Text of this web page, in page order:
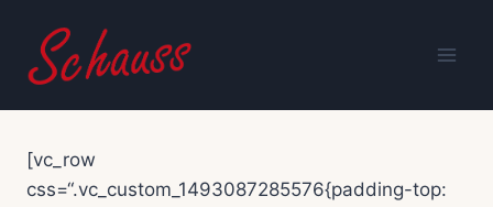
Inhalt
springen
[vc_row
css=“.vc_custom_1493087285576{padding-top: